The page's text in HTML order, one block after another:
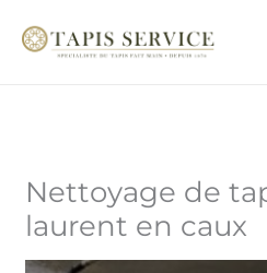
Nettoyage de
laurent en caux